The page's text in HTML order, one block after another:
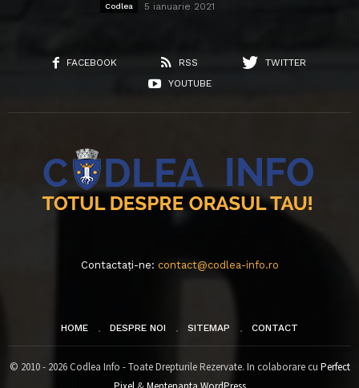
Codlea 5 ianuarie 2021
FACEBOOK RSS
TWITTER
YOUTUBE
Contactați-ne: contact@codlea-info.ro
HOME DESPRE NOI SITEMAP CONTACT
© 2010 - 2026 Codlea Info - Toate Drepturile Rezervate. In colaborare cu Perfect